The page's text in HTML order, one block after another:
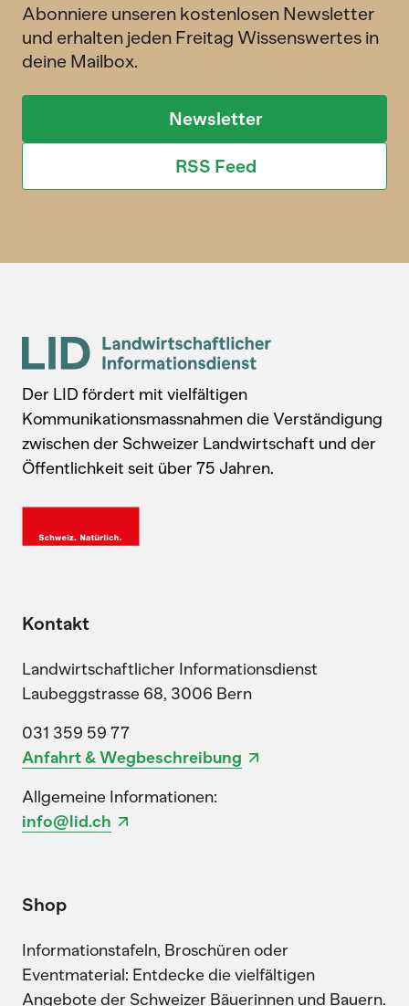
Abonniere unseren kostenlosen Newsletter
und erhalten jeden Freitag Wissenswertes in
deine Mailbox.
Newsletter
RSS Feed
Der LID fördert mit vielfältigen
Kommunikationsmassnahmen die Verständigung
zwischen der Schweizer Landwirtschaft und der
Öffentlichkeit seit über 75 Jahren.
Kontakt
Landwirtschaftlicher Informationsdienst
Laubeggstrasse 68, 3006 Bern
031 359 59 77
Anfahrt & Wegbeschreibung
Allgemeine Informationen:
info@lid.ch
Shop
Informationstafeln, Broschüren oder
Eventmaterial: Entdecke die vielfältigen
Angebote der Schweizer Bäuerinnen und Bauern.